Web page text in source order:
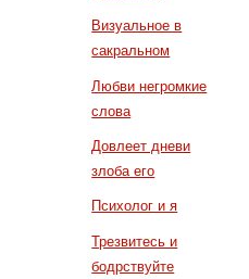
Визуальное в
сакральном
Любви негромкие
слова
Довлеет дневи
злоба его
Психолог и я
Трезвитесь и
бодрствуйте